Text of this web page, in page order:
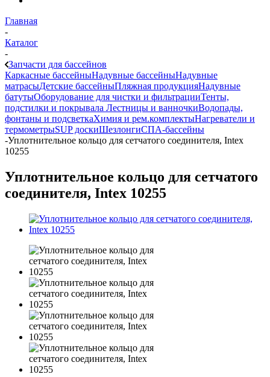
Главная
-
Каталог
-
Запчасти для бассейнов
Каркасные бассейныНадувные бассейныНадувные
матрасыДетские бассейныПляжная продукцияНадувные
батутыОборудование для чистки и фильтрацииТенты,
подстилки и покрывала Лестницы и ванночкиВодопады,
фонтаны и подсветкаХимия и рем.комплектыНагреватели и
термометрыSUP доскиШезлонгиСПА-бассейны
-Уплотнительное кольцо для сетчатого соединителя, Intex
10255
Уплотнительное кольцо для сетчатого
соединителя, Intex 10255